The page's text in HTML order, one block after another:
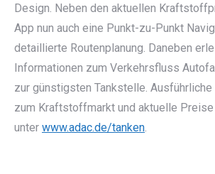
Design. Neben den aktuellen
App nun auch eine Punkt-zu-Punkt
detaillierte Routenplanung. Daneben
Informationen zum Verkehrsfluss
zur günstigsten Tankstelle.
zum Kraftstoffmarkt und aktuelle
unter www.adac.de/tanken.